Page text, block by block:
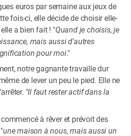
euros par semaine aux jeux de
fois-ci, elle décide de choisir elle-
a bien fait ! "Quand je choisis, je
mais aussi d'autres
pour moi."
notre gagnante travaille dur
de lever un peu le pied. Elle ne
"Il faut rester actif dans la
à rêver et prévoit des
une maison à nous, mais aussi un